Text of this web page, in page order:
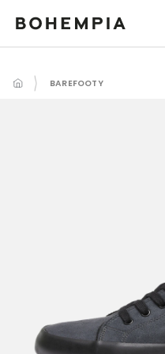
Přejít
obsah
BAREFOOTY